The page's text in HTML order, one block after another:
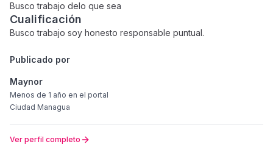
Busco trabajo delo que sea
Cualificación
Busco trabajo soy honesto responsable puntual.
Publicado por
Maynor
Menos de 1 año en el portal
Ciudad Managua
Ver perfil completo